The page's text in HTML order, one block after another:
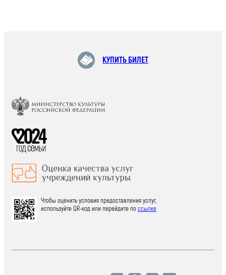
КУПИТЬ БИЛЕТ
Чтобы оценить условия предоставления услуг,
используйте QR-код или перейдите поссылке